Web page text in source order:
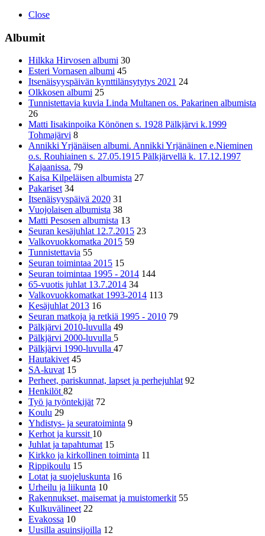
Close
Albumit
Hilkka Hirvosen albumi 30
Esteri Vornasen albumi 45
Itsenäisyyspäivän kynttilänsytytys 2021 24
Olkkosen albumi 25
Tunnistettavia kuvia Linda Multanen os. Pakarinen albumista
26
Matti Iisakinpoika Könönen s. 1928 Pälkjärvi k.1999
Tohmajärvi 8
Annikki Yrjänäisen albumi. Annikki Yrjänäinen e.Nieminen
o.s. Rouhiainen s. 27.05.1915 Pälkjärvellä k. 17.12.1997
Kajaanissa. 79
Kaisa Kilpeläisen albumista 27
Pakariset 34
Itsenäisyyspäivä 2020 31
Vuojolaisen albumista 38
Matti Pesosen albumista 13
Seuran kesäjuhlat 12.7.2015 23
Valkovuokkomatka 2015 59
Tunnistettavia 55
Seuran toimintaa 2015 15
Seuran toimintaa 1995 - 2014 144
65-vuotis juhlat 13.7.2014 34
Valkovuokkomatkat 1993-2014 113
Kesäjuhlat 2013 16
Seuran matkoja ja retkiä 1995 - 2010 79
Pälkjärvi 2010-luvulla 49
Pälkjärvi 2000-luvulla 5
Pälkjärvi 1990-luvulla 47
Hautakivet 45
SA-kuvat 15
Perheet, pariskunnat, lapset ja perhejuhlat 92
Henkilöt82
Työ ja työntekijät 72
Koulu 29
Yhdistys- ja seuratoiminta 9
Kerhot ja kurssit 10
Juhlat ja tapahtumat 15
Kirkko ja kirkollinen toiminta 11
Rippikoulu 15
Lotat ja suojeluskunta 16
Urheilu ja liikunta 10
Rakennukset, maisemat ja muistomerkit 55
Kulkuvälineet 22
Evakossa 10
Uusilla asuinsijoilla 12